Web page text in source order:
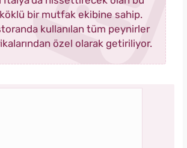
bir mutfak ekibine sahip.
kullanılan tüm peynirler
özel olarak getiriliyor.